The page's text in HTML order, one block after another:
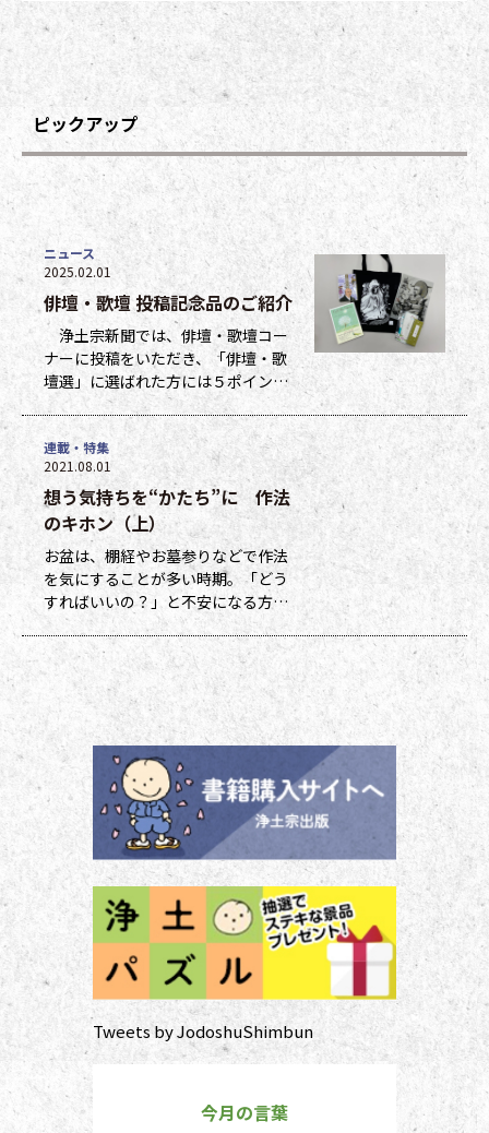
ピックアップ
俳壇・歌壇 投稿記念品のご紹介
浄土宗新聞では、俳壇・歌壇コー
ナーに投稿をいただき、「俳壇・歌
壇選」に選ばれた方には５ポイン
ト、他掲載になった方には１ポイン
トを贈呈しています。ポイントは貯
まった数に応じて、浄土宗新聞オリ
ジナルグッズなどの景品と交換でき
ます（交換・発送は下記一覧表通知
のタイミングになります）。 ポイ
ント保有者の方には、半年に一度、
ポイント数とともに記念品一覧表を
送付いたし
ニュース
2025.02.01
想う気持ちを“かたち”に 作法
のキホン（上）
お盆は、棚経やお墓参りなどで作法
を気にすることが多い時期。「どう
すればいいの？」と不安になる方も
多いのではないでしょうか。作法ば
かり気にしていては、ご先祖さまや
ご本尊さまとしっかりと向き合えま
せん。今号から２回にわたって紹介
する浄土宗の作法の基本をおさえ、
大切な方と向き合い、よりよい時間
を過ごしましょう。 袈裟のつけ方
お参りや法要の時に、ぜひ身に着け
ていた
連載・特集
2021.08.01
Tweets by JodoshuShimbun
今月の言葉